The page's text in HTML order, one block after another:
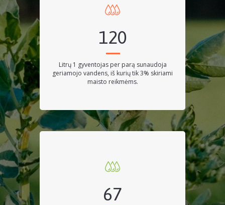
120
litrų 1 gyventojas per parą sunaudoja
geriamojo vandens, iš kurių tik 3% skiriami
maisto reikmėms.
67